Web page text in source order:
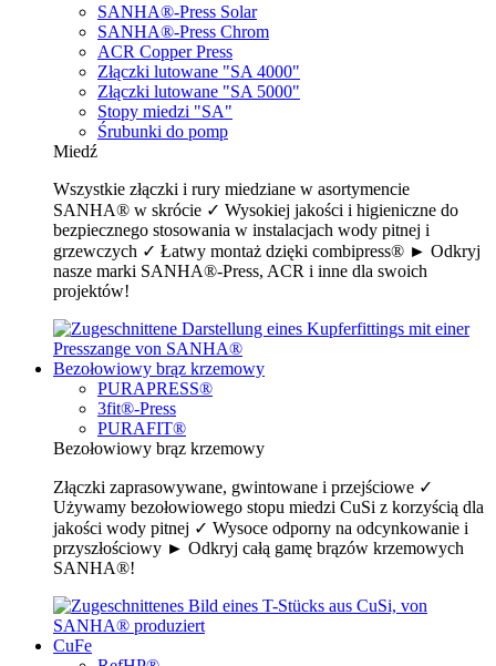
SANHA®-Press Solar
SANHA®-Press Chrom
ACR Copper Press
Złączki lutowane "SA 4000"
Złączki lutowane "SA 5000"
Stopy miedzi "SA"
Śrubunki do pomp
Miedź
Wszystkie złączki i rury miedziane w asortymencie
SANHA® w skrócie ✓ Wysokiej jakości i higieniczne do
bezpiecznego stosowania w instalacjach wody pitnej i
grzewczych ✓ Łatwy montaż dzięki combipress® ► Odkryj
nasze marki SANHA®-Press, ACR i inne dla swoich
projektów!
Bezołowiowy brąz krzemowy
PURAPRESS®
3fit®-Press
PURAFIT®
Bezołowiowy brąz krzemowy
Złączki zaprasowywane, gwintowane i przejściowe ✓
Używamy bezołowiowego stopu miedzi CuSi z korzyścią dla
jakości wody pitnej ✓ Wysoce odporny na odcynkowanie i
przyszłościowy ► Odkryj całą gamę brązów krzemowych
SANHA®!
CuFe